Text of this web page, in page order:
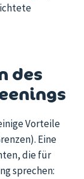
des
Vorteile
Eine
die für
sprechen: